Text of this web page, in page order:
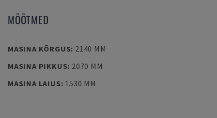
MÕÕTMED
MASINA KÕRGUS: 2140 MM
MASINA PIKKUS: 2070 MM
MASINA LAIUS: 1530 MM